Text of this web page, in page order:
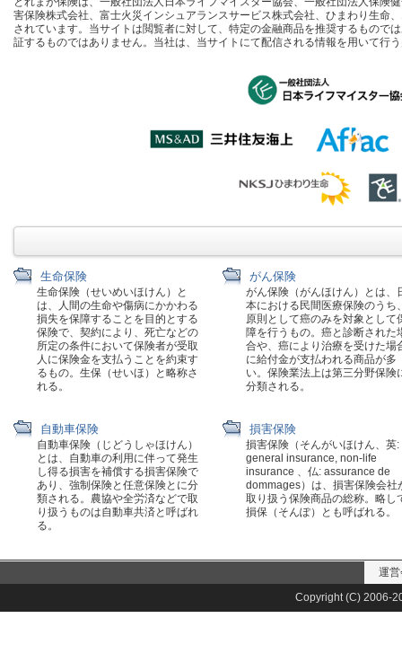
害保険株式会社、富士火災インシュアランスサービス株式会社、ひまわり生命
されています。当サイトは閲覧者に対して、特定の金融商品を推奨するもので
証するものではありません。当社は、当サイトにて配信される情報を用いて行
生命保険
生命保険（せいめいほけん）と
は、人間の生命や傷病にかかわる
損失を保障することを目的とする
保険で、契約により、死亡などの
所定の条件において保険者が受取
人に保険金を支払うことを約束す
るもの。生保（せいほ）と略称さ
れる。
がん保険
がん保険（がんほけん）とは、
本における民間医療保険のうち
原則として癌のみを対象として
障を行うもの。癌と診断された
合や、癌により治療を受けた場
に給付金が支払われる商品が多
い。保険業法上は第三分野保険
分類される。
自動車保険
自動車保険（じどうしゃほけん）
とは、自動車の利用に伴って発生
し得る損害を補償する損害保険で
あり、強制保険と任意保険とに分
類される。農協や全労済などで取
り扱うものは自動車共済と呼ばれ
る。
損害保険
損害保険（そんがいほけん、英:
general insurance, non-life
insurance 、仏: assurance de
dommages）は、損害保険会社
取り扱う保険商品の総称。略し
損保（そんぽ）とも呼ばれる。
運
Copyright (C) 2006-